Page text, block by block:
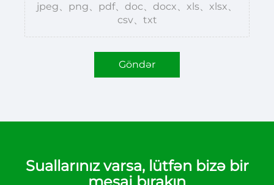
jpeg、png、pdf、doc、docx、xls、xlsx、
csv、txt
Göndər
Suallarınız varsa, lütfən bizə bir